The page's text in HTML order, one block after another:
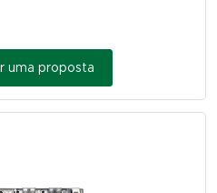
uma proposta